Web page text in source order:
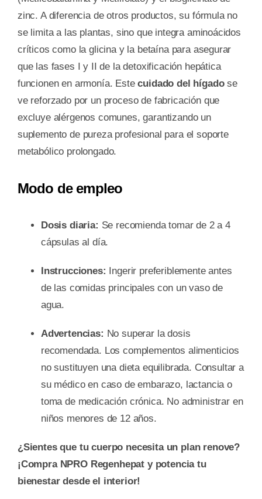
zinc. A diferencia de otros productos, su fórmula no
se limita a las plantas, sino que integra aminoácidos
críticos como la glicina y la betaína para asegurar
que las fases I y II de la detoxificación hepática
funcionen en armonía. Estecuidado del hígadose
ve reforzado por un proceso de fabricación que
excluye alérgenos comunes, garantizando un
suplemento de pureza profesional para el soporte
metabólico prolongado.
Modo de empleo
Dosis diaria: Se recomienda tomar de 2 a 4
cápsulas al día.
Instrucciones: Ingerir preferiblemente antes
de las comidas principales con un vaso de
agua.
Advertencias: No superar la dosis
recomendada. Los complementos alimenticios
no sustituyen una dieta equilibrada. Consultar a
su médico en caso de embarazo, lactancia o
toma de medicación crónica. No administrar en
niños menores de 12 años.
¿Sientes que tu cuerpo necesita un plan renove?
¡Compra NPRO Regenhepat y potencia tu
bienestar desde el interior!